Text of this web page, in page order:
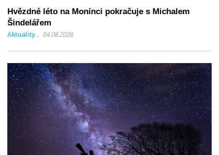
Hvězdné léto na Monínci pokračuje s Michalem
Šindelářem
Aktuality 04.08.2026